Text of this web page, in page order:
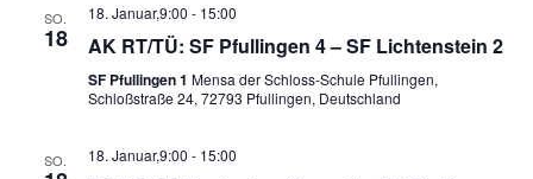
SO.
18
18. Januar,9:00 - 15:00
AK RT/TÜ: SF Pfullingen 4 – SF Lichtenstein 2
SF Pfullingen 1 Mensa der Schloss-Schule Pfullingen,
Schloßstraße 24, 72793 Pfullingen, Deutschland
SO. 18. Januar,9:00 - 15:00